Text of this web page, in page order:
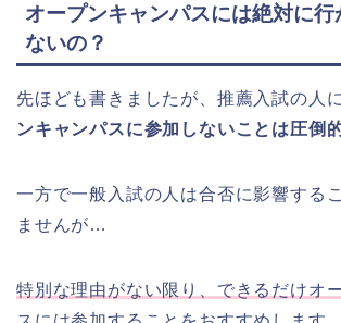
オープンキャンパスには絶対に
ないの？
先ほども書きましたが、推薦入試の人
ンキャンパスに参加しないことは圧倒
一方で一般入試の人は合否に影響する
ませんが…
特別な理由がない限り、できるだけオ